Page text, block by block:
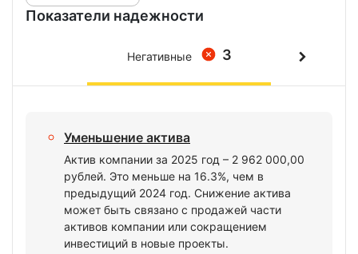
Показатели надежности
3
Негативные
Уменьшение актива
Актив компании за 2025 год – 2 962 000,00
рублей. Это меньше на 16.3%, чем в
предыдущий 2024 год. Снижение актива
может быть связано с продажей части
активов компании или сокращением
инвестиций в новые проекты.